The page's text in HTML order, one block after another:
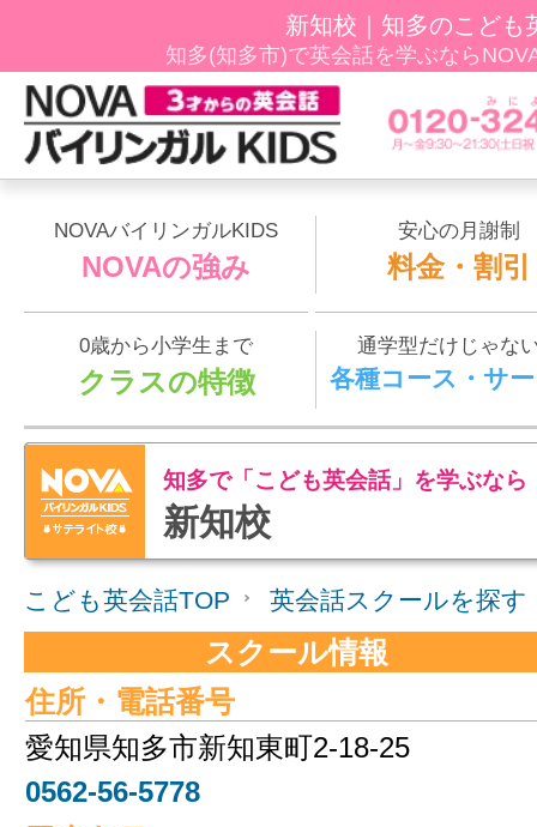
新知校｜知多のこども
知多(知多市)で英会話を学ぶなら
NOVAバイリンガルKIDS
NOVAの強み
安心の月謝制
料金・割引
0歳から小学生まで
クラスの特徴
通学型だけじゃな
各種コース・サ
新知校
知多で「こども英会話」を学ぶなら
こども英会話TOP 英会話スクールを探す
スクール情報
住所・電話番号
愛知県知多市新知東町2-18-25
0562-56-5778